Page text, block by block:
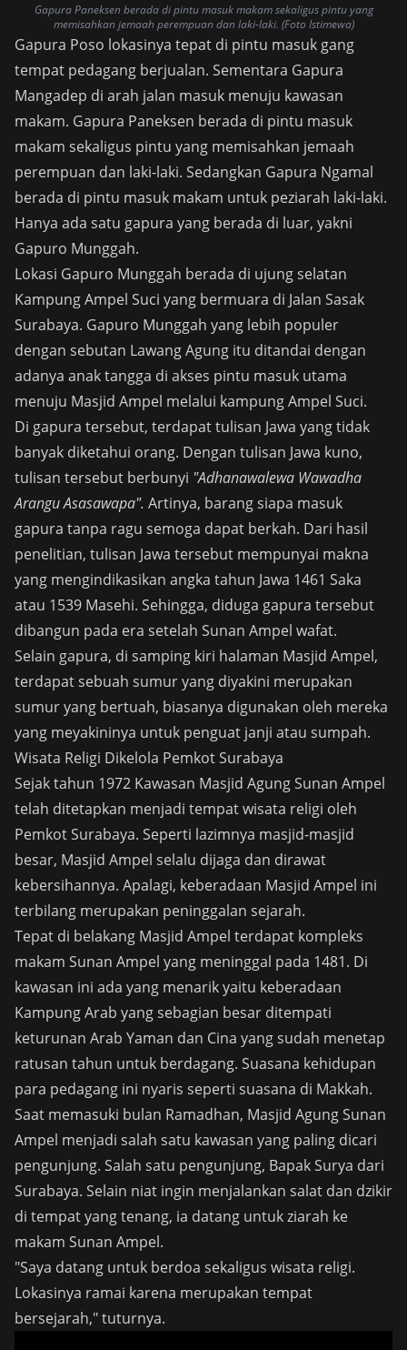
Gapura Paneksen berada di pintu masuk makam sekaligus pintu yang
memisahkan jemaah perempuan dan laki-laki. (Foto Istimewa)
Gapura Poso lokasinya tepat di pintu masuk gang
tempat pedagang berjualan. Sementara Gapura
Mangadep di arah jalan masuk menuju kawasan
makam. Gapura Paneksen berada di pintu masuk
makam sekaligus pintu yang memisahkan jemaah
perempuan dan laki-laki. Sedangkan Gapura Ngamal
berada di pintu masuk makam untuk peziarah laki-laki.
Hanya ada satu gapura yang berada di luar, yakni
Gapuro Munggah.
Lokasi Gapuro Munggah berada di ujung selatan
Kampung Ampel Suci yang bermuara di Jalan Sasak
Surabaya. Gapuro Munggah yang lebih populer
dengan sebutan Lawang Agung itu ditandai dengan
adanya anak tangga di akses pintu masuk utama
menuju Masjid Ampel melalui kampung Ampel Suci.
Di gapura tersebut, terdapat tulisan Jawa yang tidak
banyak diketahui orang. Dengan tulisan Jawa kuno,
tulisan tersebut berbunyi "Adhanawalewa Wawadha
Arangu Asasawapa". Artinya, barang siapa masuk
gapura tanpa ragu semoga dapat berkah. Dari hasil
penelitian, tulisan Jawa tersebut mempunyai makna
yang mengindikasikan angka tahun Jawa 1461 Saka
atau 1539 Masehi. Sehingga, diduga gapura tersebut
dibangun pada era setelah Sunan Ampel wafat.
Selain gapura, di samping kiri halaman Masjid Ampel,
terdapat sebuah sumur yang diyakini merupakan
sumur yang bertuah, biasanya digunakan oleh mereka
yang meyakininya untuk penguat janji atau sumpah.
Wisata Religi Dikelola Pemkot Surabaya
Sejak tahun 1972 Kawasan Masjid Agung Sunan Ampel
telah ditetapkan menjadi tempat wisata religi oleh
Pemkot Surabaya. Seperti lazimnya masjid-masjid
besar, Masjid Ampel selalu dijaga dan dirawat
kebersihannya. Apalagi, keberadaan Masjid Ampel ini
terbilang merupakan peninggalan sejarah.
Tepat di belakang Masjid Ampel terdapat kompleks
makam Sunan Ampel yang meninggal pada 1481. Di
kawasan ini ada yang menarik yaitu keberadaan
Kampung Arab yang sebagian besar ditempati
keturunan Arab Yaman dan Cina yang sudah menetap
ratusan tahun untuk berdagang. Suasana kehidupan
para pedagang ini nyaris seperti suasana di Makkah.
Saat memasuki bulan Ramadhan, Masjid Agung Sunan
Ampel menjadi salah satu kawasan yang paling dicari
pengunjung. Salah satu pengunjung, Bapak Surya dari
Surabaya. Selain niat ingin menjalankan salat dan dzikir
di tempat yang tenang, ia datang untuk ziarah ke
makam Sunan Ampel.
"Saya datang untuk berdoa sekaligus wisata religi.
Lokasinya ramai karena merupakan tempat
bersejarah," tuturnya.